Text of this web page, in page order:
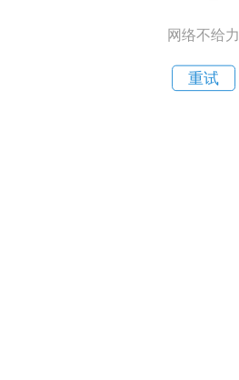
网络不给力
重试